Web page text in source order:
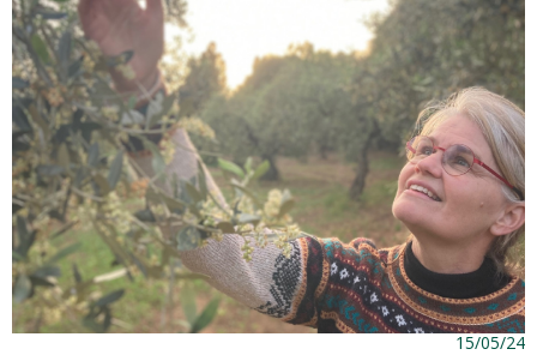
15/05/24